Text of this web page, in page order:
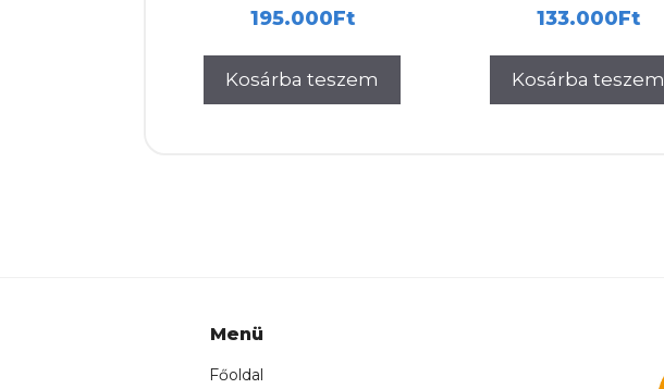
195.000Ft
Kosárba teszem
133.000Ft
Kosárba teszem
Menü
Főoldal